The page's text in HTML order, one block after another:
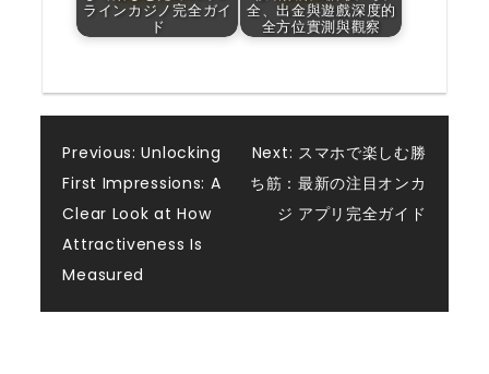
ラインカジノ完全ガイ
ド
全、出金與遊戲深度的
全方位實測與觀察
Post
navigation
Previous: Unlocking
First Impressions: A
Clear Look at How
Attractiveness Is
Measured
Next: スマホで楽しむ勝
ち筋：最新の注目オンカ
ジ アプリ完全ガイド